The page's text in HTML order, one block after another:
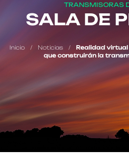
TRANSMISORAS
SALA DE
Inicio / Noticias /
Realidad
que construirán la